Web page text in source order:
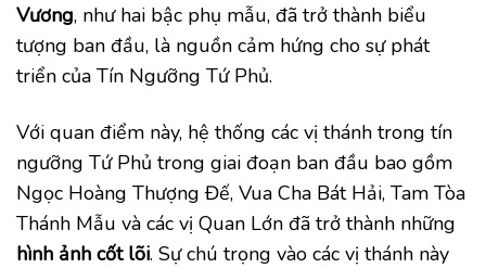
Vương, như hai bậc phụ mẫu, đã trở thành biểu
tượng ban đầu, là nguồn cảm hứng cho sự phát
triển của Tín Ngưỡng Tứ Phủ.
Với quan điểm này, hệ thống các vị thánh trong tín
ngưỡng Tứ Phủ trong giai đoạn ban đầu bao gồm
Ngọc Hoàng Thượng Đế, Vua Cha Bát Hải, Tam Tòa
Thánh Mẫu và các vị Quan Lớn đã trở thành những
hình ảnh cốt lõi. Sự chú trọng vào các vị thánh này